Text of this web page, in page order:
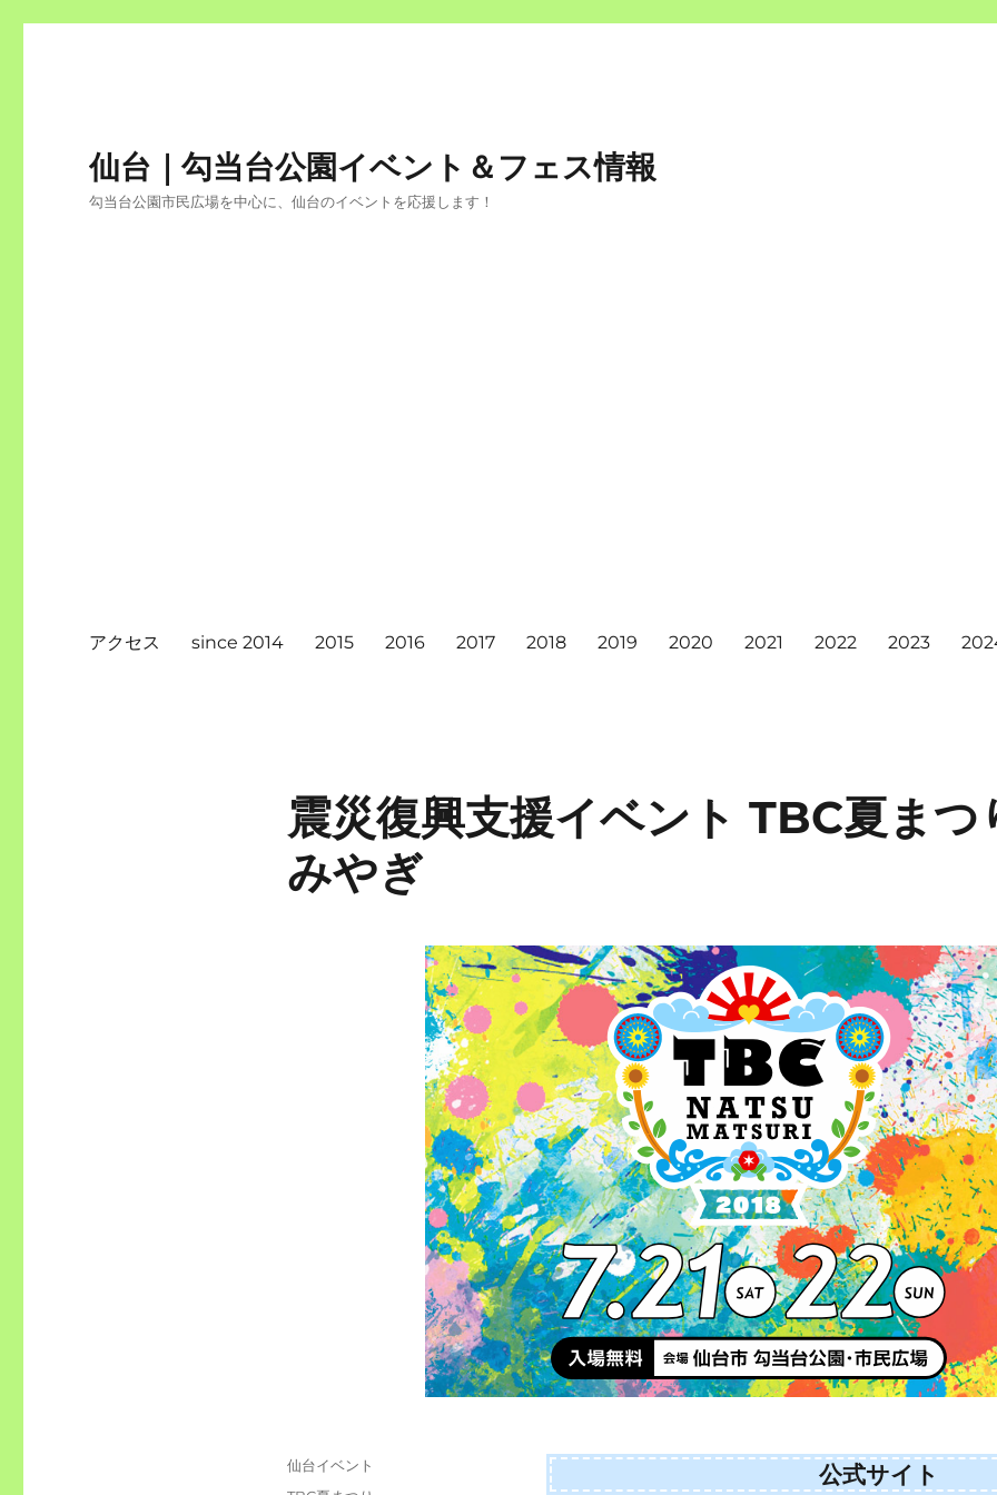
仙台｜勾当台公園イベント＆フェス情報
勾当台公園市民広場を中心に、仙台のイベントを応援します！
アクセス since 2014 2015 2016 2017 2018 2019 2020 2021 2022 2023
震災復興支援イベント TBC夏まつ
みやぎ
公式サイト
投
カ
仙台イベント